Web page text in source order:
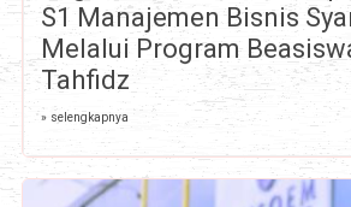
S1 Manajemen Bisnis
Melalui Program
Tahfidz
» selengkapnya